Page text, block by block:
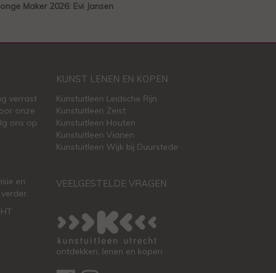
Maker 2026: Evi Jansen
verrast
onze
ons op
en
KUNST LENEN EN KOPEN
Kunstuitleen Leidsche Rijn
Kunstuitleen Zeist
Kunstuitleen Houten
Kunstuitleen Vianen
Kunstuitleen Wijk bij Duurstede
VEELGESTELDE VRAGEN
ontdekken, lenen en kopen